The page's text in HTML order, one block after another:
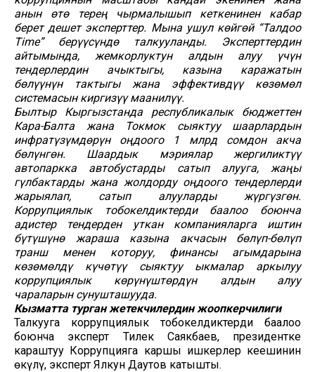
анын өтө терең чырмалышып кеткенинен кабар
берет дешет эксперттер. Мына ушул көйгөй “Талдоо
Time” берүүсүндө талкууланды. Эксперттердин
айтымында, жемкорлуктун алдын алуу үчүн
тендерлердин ачыктыгы, казына каражатын
бөлүүнүн тактыгы жана эффективдүү көзөмөл
системасын киргизүү маанилүү.
Былтыр Кыргызстанда республикалык бюджеттен
Кара-Балта жана Токмок сыяктуу шаарлардын
инфратүзүмдөрүн оңдоого 1 млрд сомдон акча
бөлүнгөн. Шаардык мэриялар жергиликтүү
автопаркка автобустарды сатып алууга, жаңы
гүлбактарды жана жолдорду оңдоого тендерлерди
жарыялап, сатып алууларды жүргүзгөн.
Коррупциялык тобокелдиктерди баалоо боюнча
адистер тендерден уткан компанияларга иштин
бүтүшүнө жараша казына акчасын бөлүп-бөлүп
транш менен которуу, финансы агымдарына
көзөмөлдү күчөтүү сыяктуу ыкмалар аркылуу
коррупциялык көрүнүштөрдүн алдын алуу
чараларын сунушташууда.
Кызматта турган жетекчилердин жоопкерчилиги
Талкууга коррупциялык тобокелдиктерди баалоо
боюнча эксперт Тилек Саякбаев, президентке
караштуу Коррупцияга каршы ишкерлер кеңешинин
өкүлү, эксперт Ялкун Даутов катышты.